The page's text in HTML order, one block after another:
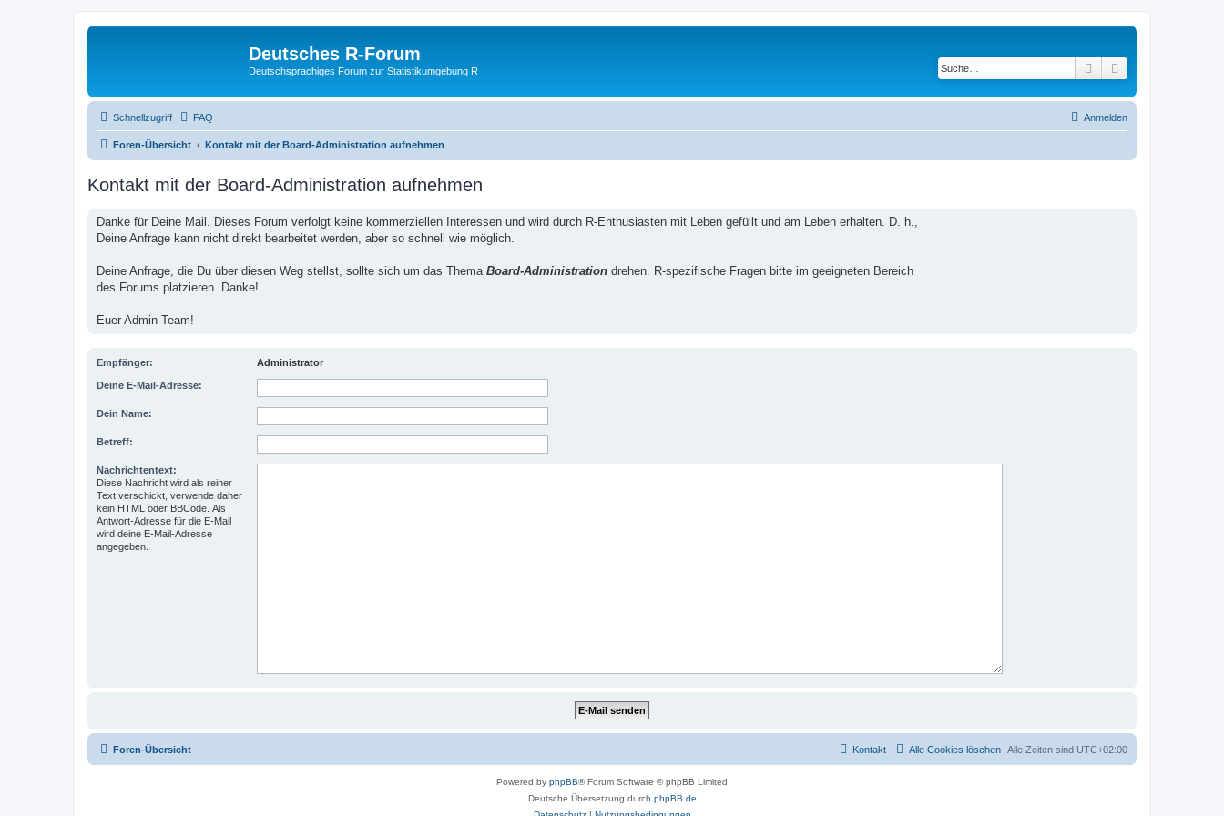
Deutsches R-Forum
Deutschsprachiges Forum zur Statistikumgebung R Suche
Schnellzugriff FAQ Anmelden
Foren-Übersicht Kontakt mit der Board-Administration aufnehmen
Kontakt mit der Board-Administration aufnehmen
Danke für Deine Mail. Dieses Forum verfolgt keine kommerziellen Interessen und wird durch R-Enthusiasten mit Leben gefüllt und am Leben erhalten. D. h.,
Deine Anfrage kann nicht direkt bearbeitet werden, aber so schnell wie möglich.
Deine Anfrage, die Du über diesen Weg stellst, sollte sich um das Thema Board-Administration drehen. R-spezifische Fragen bitte im geeigneten Bereich
des Forums platzieren. Danke!
Euer Admin-Team!
Empfänger: Administrator
Deine E-Mail-Adresse:
Dein Name:
Betreff:
Nachrichtentext:
Diese Nachricht wird als reiner
Text verschickt, verwende daher
kein HTML oder BBCode. Als
Antwort-Adresse für die E-Mail
wird deine E-Mail-Adresse
angegeben.
Foren-Übersicht Alle Zeiten sind UTC+02:00
Alle Cookies löschen
Kontakt
Powered by phpBB® Forum Software © phpBB Limited
Deutsche Übersetzung durch phpBB.de